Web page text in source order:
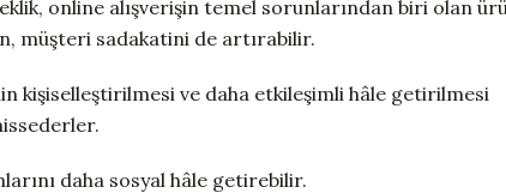
online alışverişin temel sorunlarından biri olan
müşteri sadakatini de artırabilir.
kişiselleştirilmesi ve daha etkileşimli hâle getirilmesi
daha sosyal hâle getirebilir.